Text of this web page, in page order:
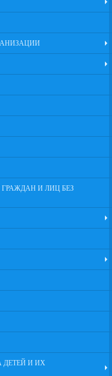
И ЛИЦ БЕЗ
ДЕТЕЙ И ИХ